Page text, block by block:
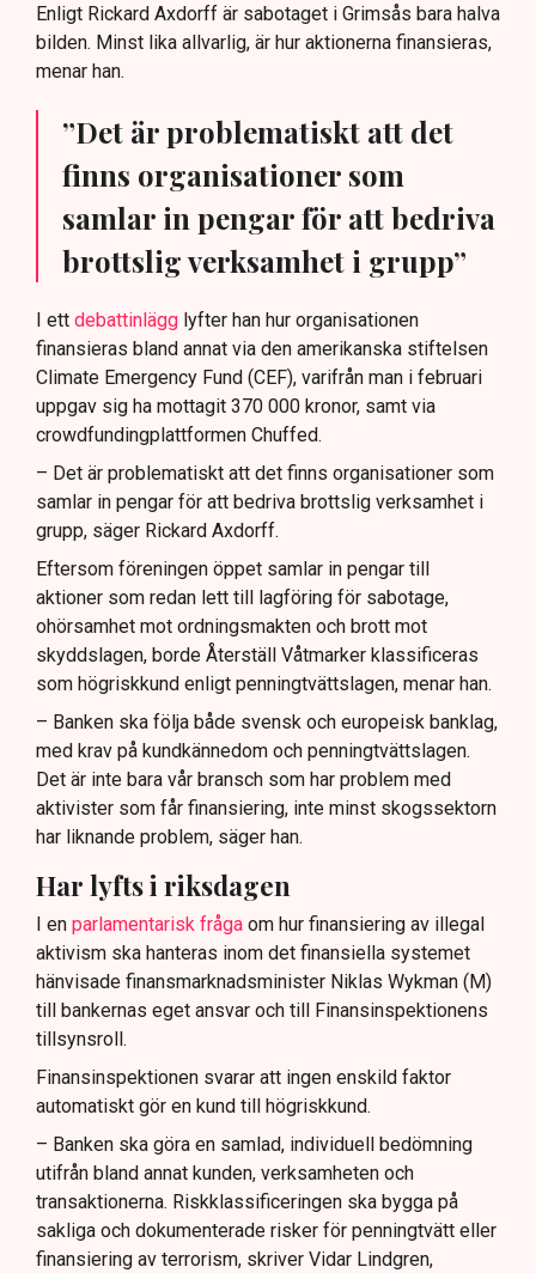
Enligt Rickard Axdorff är sabotaget i Grimsås bara halva
bilden. Minst lika allvarlig, är hur aktionerna finansieras,
menar han.
”Det är problematiskt att det
finns organisationer som
samlar in pengar för att bedriva
brottslig verksamhet i grupp”
I ett debattinlägg lyfter han hur organisationen
finansieras bland annat via den amerikanska stiftelsen
Climate Emergency Fund (CEF), varifrån man i februari
uppgav sig ha mottagit 370 000 kronor, samt via
crowdfundingplattformen Chuffed.
– Det är problematiskt att det finns organisationer som
samlar in pengar för att bedriva brottslig verksamhet i
grupp, säger Rickard Axdorff.
Eftersom föreningen öppet samlar in pengar till
aktioner som redan lett till lagföring för sabotage,
ohörsamhet mot ordningsmakten och brott mot
skyddslagen, borde Återställ Våtmarker klassificeras
som högriskkund enligt penningtvättslagen, menar han.
– Banken ska följa både svensk och europeisk banklag,
med krav på kundkännedom och penningtvättslagen.
Det är inte bara vår bransch som har problem med
aktivister som får finansiering, inte minst skogssektorn
har liknande problem, säger han.
Har lyfts i riksdagen
I en parlamentarisk fråga om hur finansiering av illegal
aktivism ska hanteras inom det finansiella systemet
hänvisade finansmarknadsminister Niklas Wykman (M)
till bankernas eget ansvar och till Finansinspektionens
tillsynsroll.
Finansinspektionen svarar att ingen enskild faktor
automatiskt gör en kund till högriskkund.
– Banken ska göra en samlad, individuell bedömning
utifrån bland annat kunden, verksamheten och
transaktionerna. Riskklassificeringen ska bygga på
sakliga och dokumenterade risker för penningtvätt eller
finansiering av terrorism, skriver Vidar Lindgren,